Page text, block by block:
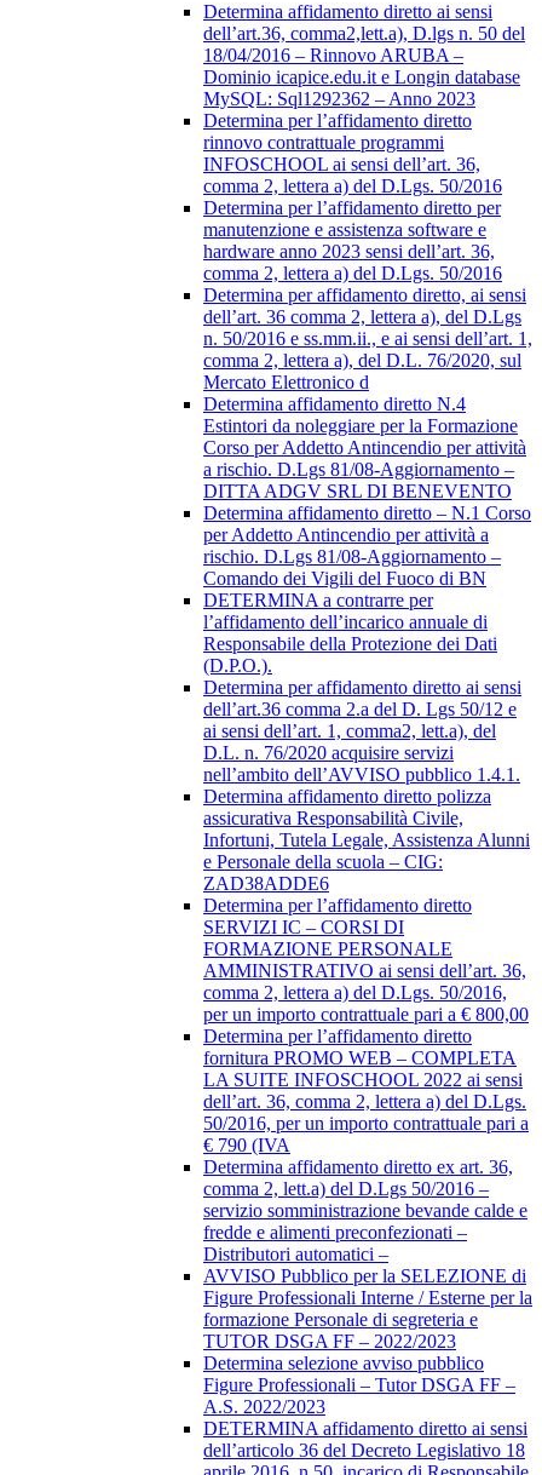
Determina affidamento diretto ai sensi
dell’art.36, comma2,lett.a), D.lgs n. 50 del
18/04/2016 – Rinnovo ARUBA –
Dominio icapice.edu.it e Longin database
MySQL: Sql1292362 – Anno 2023
Determina per l’affidamento diretto
rinnovo contrattuale programmi
INFOSCHOOL ai sensi dell’art. 36,
comma 2, lettera a) del D.Lgs. 50/2016
Determina per l’affidamento diretto per
manutenzione e assistenza software e
hardware anno 2023 sensi dell’art. 36,
comma 2, lettera a) del D.Lgs. 50/2016
Determina per affidamento diretto, ai sensi
dell’art. 36 comma 2, lettera a), del D.Lgs
n. 50/2016 e ss.mm.ii., e ai sensi dell’art. 1,
comma 2, lettera a), del D.L. 76/2020, sul
Mercato Elettronico d
Determina affidamento diretto N.4
Estintori da noleggiare per la Formazione
Corso per Addetto Antincendio per attività
a rischio. D.Lgs 81/08-Aggiornamento –
DITTA ADGV SRL DI BENEVENTO
Determina affidamento diretto – N.1 Corso
per Addetto Antincendio per attività a
rischio. D.Lgs 81/08-Aggiornamento –
Comando dei Vigili del Fuoco di BN
DETERMINA a contrarre per
l’affidamento dell’incarico annuale di
Responsabile della Protezione dei Dati
(D.P.O.).
Determina per affidamento diretto ai sensi
dell’art.36 comma 2.a del D. Lgs 50/12 e
ai sensi dell’art. 1, comma2, lett.a), del
D.L. n. 76/2020 acquisire servizi
nell’ambito dell’AVVISO pubblico 1.4.1.
Determina affidamento diretto polizza
assicurativa Responsabilità Civile,
Infortuni, Tutela Legale, Assistenza Alunni
e Personale della scuola – CIG:
ZAD38ADDE6
Determina per l’affidamento diretto
SERVIZI IC – CORSI DI
FORMAZIONE PERSONALE
AMMINISTRATIVO ai sensi dell’art. 36,
comma 2, lettera a) del D.Lgs. 50/2016,
per un importo contrattuale pari a € 800,00
Determina per l’affidamento diretto
fornitura PROMO WEB – COMPLETA
LA SUITE INFOSCHOOL 2022 ai sensi
dell’art. 36, comma 2, lettera a) del D.Lgs.
50/2016, per un importo contrattuale pari a
€ 790 (IVA
Determina affidamento diretto ex art. 36,
comma 2, lett.a) del D.Lgs 50/2016 –
servizio somministrazione bevande calde e
fredde e alimenti preconfezionati –
Distributori automatici –
AVVISO Pubblico per la SELEZIONE di
Figure Professionali Interne / Esterne per la
formazione Personale di segreteria e
TUTOR DSGA FF – 2022/2023
Determina selezione avviso pubblico
Figure Professionali – Tutor DSGA FF –
A.S. 2022/2023
DETERMINA affidamento diretto ai sensi
dell’articolo 36 del Decreto Legislativo 18